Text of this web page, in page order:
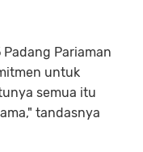
Pariaman
untuk
semua itu
tandasnya